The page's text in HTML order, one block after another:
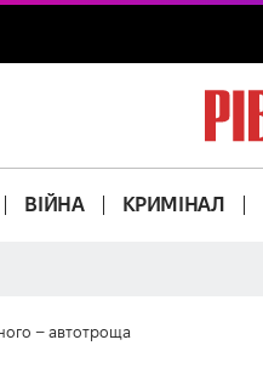
ВІЙНА КРИМІНАЛ
– автотроща